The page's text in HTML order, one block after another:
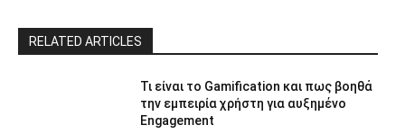
RELATED ARTICLES
Τι είναι το Gamification και πως βοηθά
την εμπειρία χρήστη για αυξημένο
Engagement